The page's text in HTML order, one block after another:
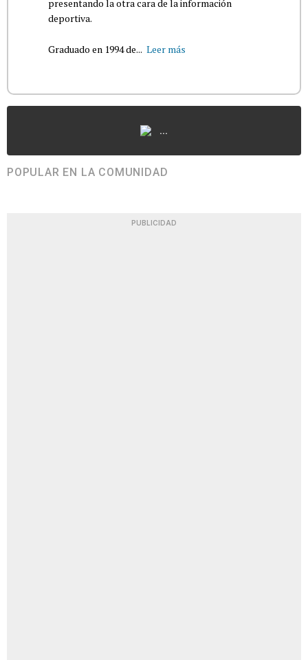
presentando la otra cara de la información
deportiva.
Graduado en 1994 de... Leer más
...
POPULAR EN LA COMUNIDAD
PUBLICIDAD